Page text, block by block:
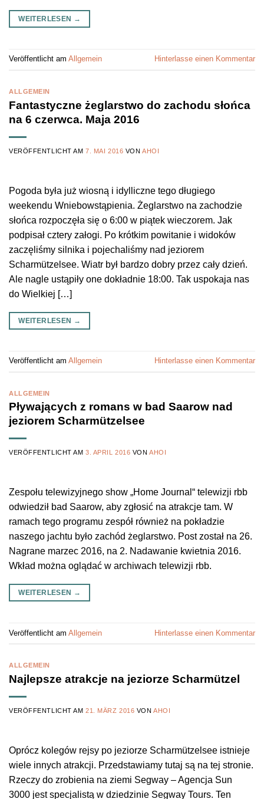
WEITERLESEN →
Veröffentlicht am Allgemein Hinterlasse einen Kommentar
ALLGEMEIN
Fantastyczne żeglarstwo do zachodu słońca
na 6 czerwca. Maja 2016
VERÖFFENTLICHT AM7. MAI 2016 VONAHOI
Pogoda była już wiosną i idylliczne tego długiego
weekendu Wniebowstąpienia. Żeglarstwo na zachodzie
słońca rozpoczęła się o 6:00 w piątek wieczorem. Jak
podpisał cztery załogi. Po krótkim powitanie i widoków
zaczęliśmy silnika i pojechaliśmy nad jeziorem
Scharmützelsee. Wiatr był bardzo dobry przez cały dzień.
Ale nagle ustąpiły one dokładnie 18:00. Tak uspokaja nas
do Wielkiej […]
WEITERLESEN →
Veröffentlicht am Allgemein Hinterlasse einen Kommentar
ALLGEMEIN
Pływających z romans w bad Saarow nad
jeziorem Scharmützelsee
VERÖFFENTLICHT AM3. APRIL 2016 VONAHOI
Zespołu telewizyjnego show „Home Journal“ telewizji rbb
odwiedził bad Saarow, aby zgłosić na atrakcje tam. W
ramach tego programu zespół również na pokładzie
naszego jachtu było zachód żeglarstwo. Post został na 26.
Nagrane marzec 2016, na 2. Nadawanie kwietnia 2016.
Wkład można oglądać w archiwach telewizji rbb.
WEITERLESEN →
Veröffentlicht am Allgemein Hinterlasse einen Kommentar
ALLGEMEIN
Najlepsze atrakcje na jeziorze Scharmützel
VERÖFFENTLICHT AM21. MÄRZ 2016 VONAHOI
Oprócz kolegów rejsy po jeziorze Scharmützelsee istnieje
wiele innych atrakcji. Przedstawiamy tutaj są na tej stronie.
Rzeczy do zrobienia na ziemi Segway – Agencja Sun
3000 jest specjalistą w dziedzinie Segway Tours. Ten